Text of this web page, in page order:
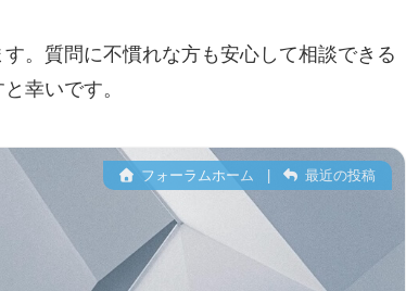
。質問に不慣れな方も安心して相談できる
幸いです。
フォーラムホーム 最近の投稿